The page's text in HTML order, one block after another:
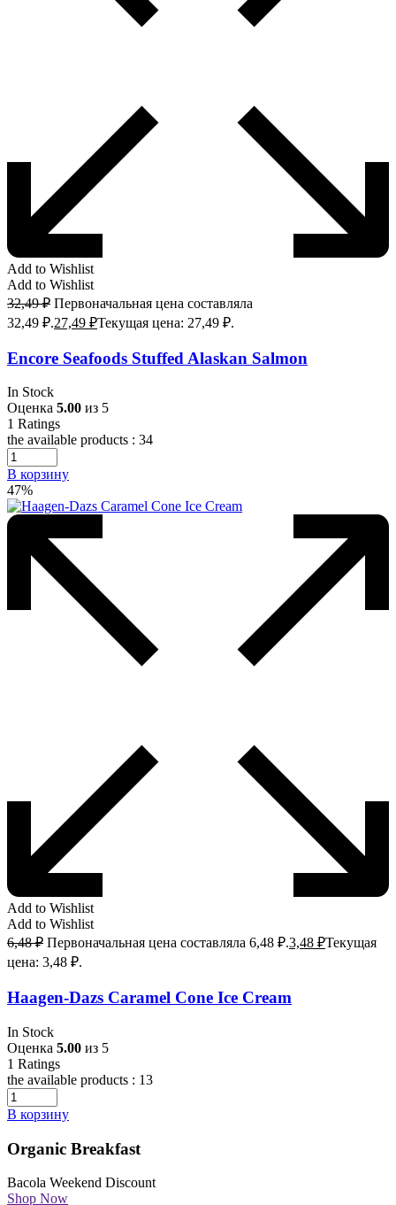
Add to Wishlist
Add to Wishlist
32,49₽ Первоначальная цена составляла
32,49 ₽.27,49 ₽Текущая цена: 27,49 ₽.
Encore Seafoods Stuffed Alaskan Salmon
In Stock
Оценка 5.00 из 5
1 Ratings
the available products : 34
В корзину
47%
Add to Wishlist
Add to Wishlist
6,48₽ Первоначальная цена составляла 6,48 ₽.3,48 ₽Текущая
цена: 3,48 ₽.
Haagen-Dazs Caramel Cone Ice Cream
In Stock
Оценка 5.00 из 5
1 Ratings
the available products : 13
В корзину
Organic Breakfast
Bacola Weekend Discount
Shop Now